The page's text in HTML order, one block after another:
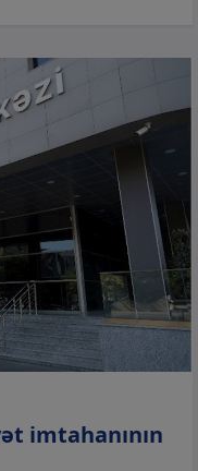
imtahanının